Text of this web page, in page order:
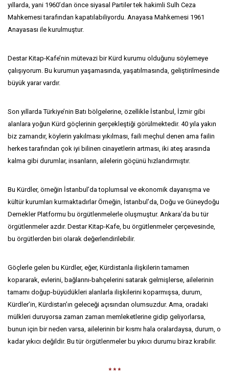
yıllarda, yani 1960’dan önce siyasal Partiler tek hakimli Sulh Ceza
Mahkemesi tarafından kapatılabiliyordu. Anayasa Mahkemesi 1961
Anayasası ile kurulmuştur.
Destar Kitap-Kafe’nin mütevazi bir Kürd kurumu olduğunu söylemeye
çalışıyorum. Bu kurumun yaşamasında, yaşatılmasında, geliştirilmesinde
büyük yarar vardır.
Son yıllarda Türkiye’nin Batı bölgelerine, özellikle İstanbul, İzmir gibi
alanlara yoğun Kürd göçlerinin gerçekleştiği görülmektedir. 40 yıla yakın
biz zamandır, köylerin yakılması yıkılması, faili meçhul denen ama failin
herkes tarafından çok iyi bilinen cinayetlerin artması, iki ateş arasında
kalma gibi durumlar, insanların, ailelerin göçünü hızlandırmıştır.
Bu Kürdler, örneğin İstanbul’da toplumsal ve ekonomik dayanışma ve
kültür kurumları kurmaktadırlar Örneğin, İstanbul’da, Doğu ve Güneydoğu
Dernekler Platformu bu örgütlenmelerle oluşmuştur. Ankara’da bu tür
örgütlenmeler azdır. Destar Kitap-Kafe, bu örgütlenmeler çerçevesinde,
bu örgütlerden biri olarak değerlendirilebilir.
Göçlerle gelen bu Kürdler, eğer, Kürdistanla ilişkilerin tamamen
kopararak, evlerini, bağlarını-bahçelerini satarak gelmişlerse, ailelerinin
tamamı doğup-büyüdükleri alanlarla ilişkilerini koparmışsa, durum,
Kürdler’in, Kürdistan’ın geleceği açısından olumsuzdur. Ama, oradaki
mülkleri duruyorsa zaman zaman memleketlerine gidip geliyorlarsa,
bunun için bir neden varsa, ailelerinin bir kısmı hala oralardaysa, durum, o
kadar yıkıcı değildir. Bu tür örgütlenmeler bu yıkıcı durumu biraz kırabilir.
* * *